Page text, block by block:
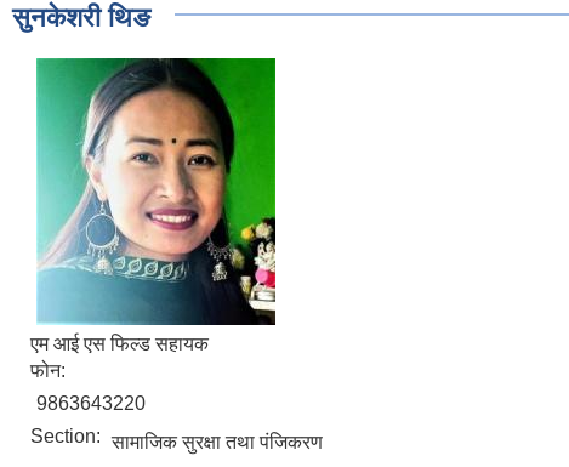
सुनकेशरी थिङ
एम आई एस फिल्ड सहायक
फोन:
9863643220
Section: सामाजिक सुरक्षा तथा पंजिकरण